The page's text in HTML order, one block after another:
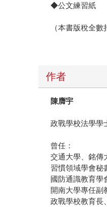
◆公文練習紙
（本書版稅全
作者
陳膺宇
政戰學校法學學
曾任：
交通大學、銘傳
習慣領域學會秘
國防通識教育學
開南大學專任副
政戰學校教育長